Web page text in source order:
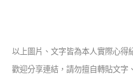
以上圖片、文字皆為本人實際心得
歡迎分享連結，請勿擅自轉貼文字